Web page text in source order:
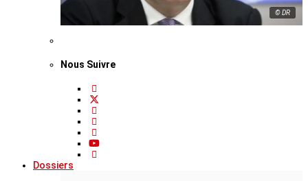
© DR
Nous Suivre
Dossiers